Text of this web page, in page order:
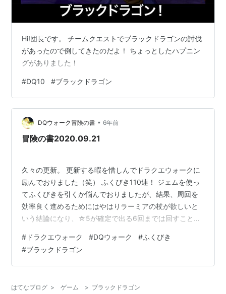
Hi!団長です。 チームクエストでブラックドラゴンの討伐
があったので倒してきたのだよ！ ちょっとしたハプニン
グがありました！
#DQ10 #ブラックドラゴン
DQウォーク冒険の書 • 6年前
冒険の書2020.09.21
久々の更新。 更新する暇を惜しんでドラクエウォークに
励んでおりました（笑） ふくびき110連！ ジェムを使っ
てふくびきを引くか悩んでおりましたが、結果、周回を
効率良く進めるためにはやはりラーミアの杖が欲しいと
いう結論になり、☆5が確定で出る6回までは回すことに
いて20連目！！ せめて虹が一つは欲しいところ。 続いて
30連目！！！ これは、このまま☆5確定ガチャまで虹が
出ないパターンか！？ 気を取り直して、40連目！！！！
うおおおおい！！ まさかのラーミアの杖！！ 神引きは健
# ドラクエウォーク #DQウォーク #ふくびき
#ブラックドラゴン
はてなブログ > ゲーム > ブラックドラゴン